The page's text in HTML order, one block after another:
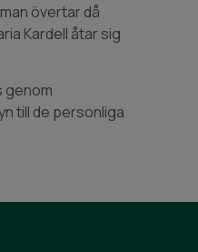
övertar då
Kardell åtar sig
genom
till de personliga